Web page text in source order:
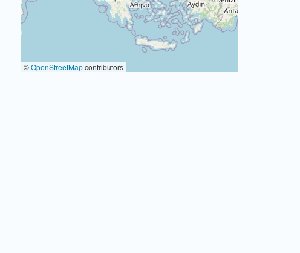
©OpenStreetMapcontributors